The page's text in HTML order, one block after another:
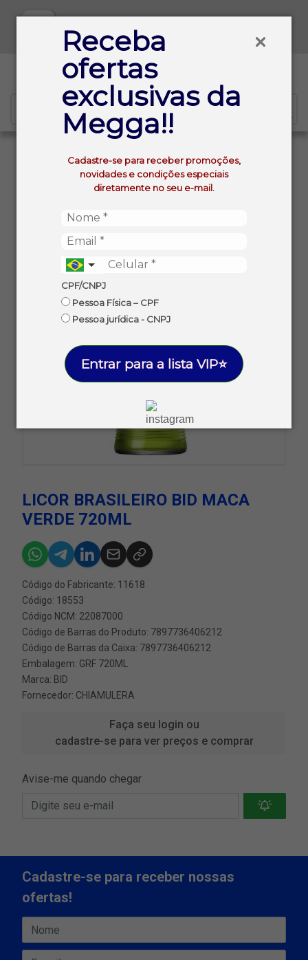
Receba
ofertas
exclusivas da
Megga!!
Cadastre-se para receber promoções,
novidades e condições especiais
diretamente no seu e-mail.
CPF/CNPJ
Pessoa Física – CPF
Pessoa jurídica - CNPJ
Entrar para a lista VIP⭐
LICOR BRASILEIRO BID MACA VERDE 720ML
LICOR BRASILEIRO BID MACA
VERDE 720ML
Código do Fabricante: 11618
Código: 18553
Código NCM: 22087000
Código de Barras do Produto: 7897736406212
Código de Barras da Caixa: 7897736406212
Embalagem: GRF 720ML
Marca: BID
Fornecedor: CHIAMULERA
Faça seu login ou
cadastre-se para ver preços e comprar
Avise-me quando chegar
Cadastre-se para receber nossas
ofertas!